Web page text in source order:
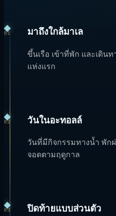
01 มาถึงใกล้มาเล
ขึ้นเรือ เข้าที่พัก และเดิน
แห่งแรก
02 วันในอะทอลล์
วันที่มีกิจกรรมทางน้ำ พัก
จอดตามฤดูกาล
03 ปิดท้ายแบบส่วนตัว